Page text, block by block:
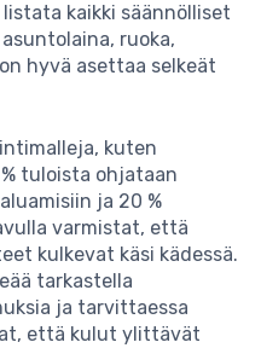
kaikki säännölliset
ruoka,
hyvä asettaa selkeät
kuten
tuloista ohjataan
ja 20 %
varmistat, että
kulkevat käsi kädessä.
tarkastella
ja tarvittaessa
että kulut ylittävät